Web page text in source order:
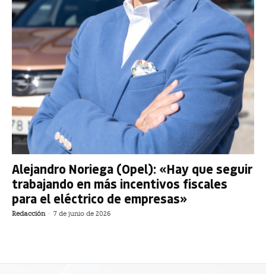
Alejandro Noriega (Opel): «Hay que seguir
trabajando en más incentivos fiscales
para el eléctrico de empresas»
Redacción - 7 de junio de 2026